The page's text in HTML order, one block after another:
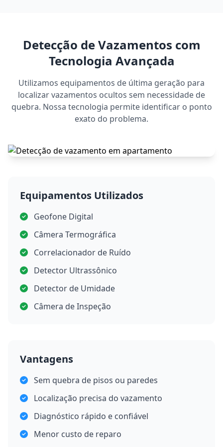
Detecção de Vazamentos com
Tecnologia Avançada
Utilizamos equipamentos de última geração para
localizar vazamentos ocultos sem necessidade de
quebra. Nossa tecnologia permite identificar o ponto
exato do problema.
Equipamentos Utilizados
Geofone Digital
Câmera Termográfica
Correlacionador de Ruído
Detector Ultrassônico
Detector de Umidade
Câmera de Inspeção
Vantagens
Sem quebra de pisos ou paredes
Localização precisa do vazamento
Diagnóstico rápido e confiável
Menor custo de reparo